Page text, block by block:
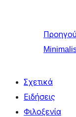
Σχετικά
Ειδήσεις
Φιλοξενία